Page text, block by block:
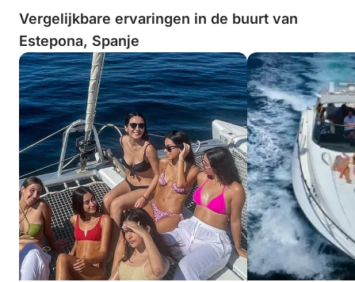
Vergelijkbare ervaringen in de buurt van
Estepona, Spanje